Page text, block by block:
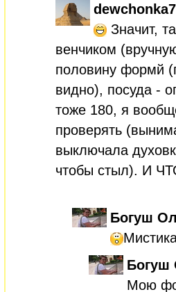
Значит,
венчиком
половину формй
видно), посуда -
тоже 180, я
проверять
выключала
чтобы стыл). И
Богуш
Богуш
Мою